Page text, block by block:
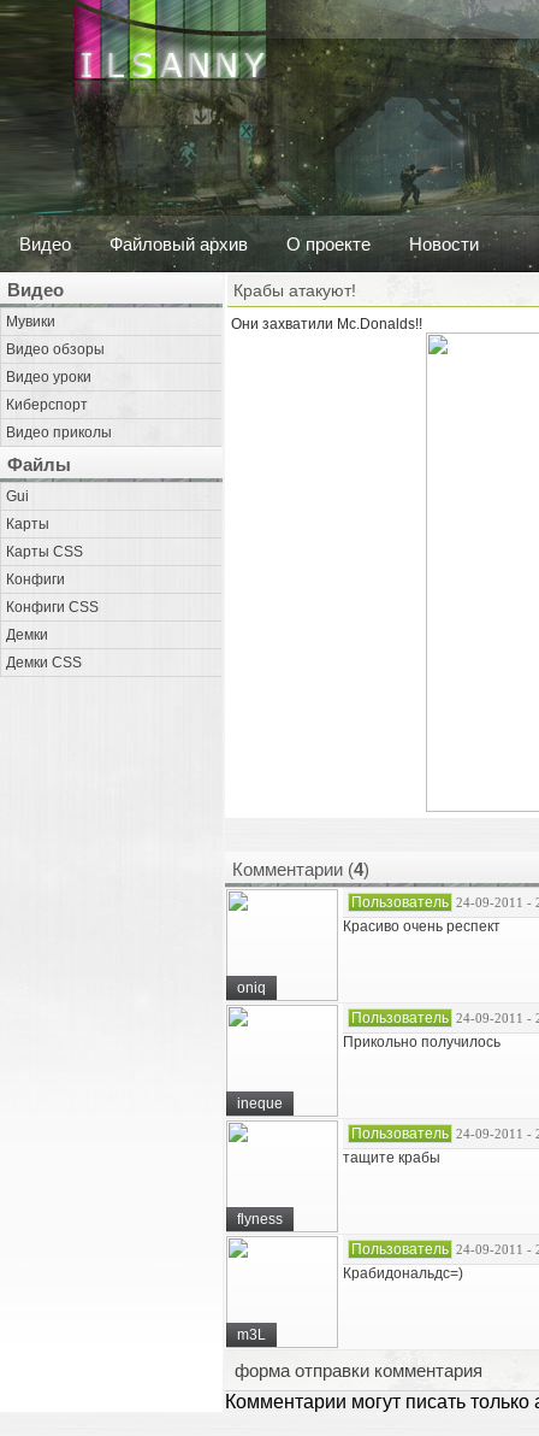
Видео Файловый архив О проекте Новости
Видео
Мувики
Видео обзоры
Видео уроки
Киберспорт
Видео приколы
Файлы
Gui
Карты
Карты CSS
Конфиги
Конфиги CSS
Демки
Демки CSS
Крабы атакуют!
Они захватили Mc.Donalds!!
Комментарии (4)
oniq
Пользователь 24-09-2011 -
Красиво очень респект
ineque
Пользователь 24-09-2011 -
Прикольно получилось
flyness
Пользователь 24-09-2011 -
тащите крабы
m3L
Пользователь 24-09-2011 -
Крабидональдс=)
форма отправки комментария
Комментарии могут писать